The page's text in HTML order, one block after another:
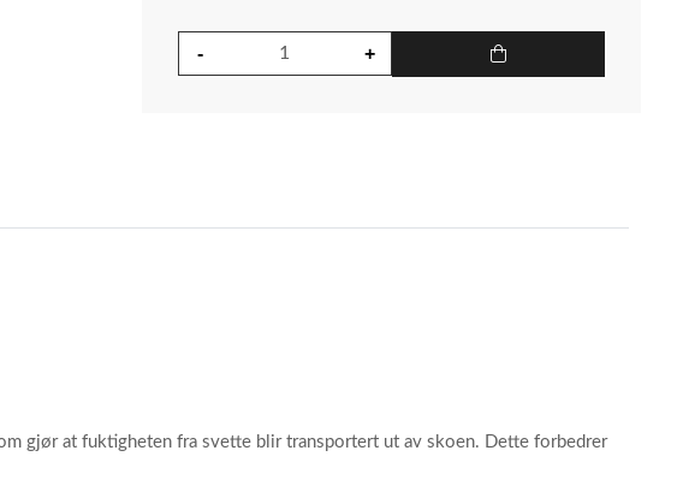
gjør at fuktigheten fra svette blir transportert ut av skoen. Dette forbedrer